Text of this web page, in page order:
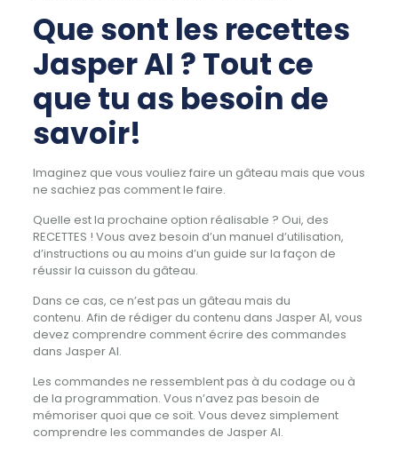
Que sont les recettes
Jasper AI ? Tout ce
que tu as besoin de
savoir!
Imaginez que vous vouliez faire un gâteau mais que vous
ne sachiez pas comment le faire.
Quelle est la prochaine option réalisable ? Oui, des
RECETTES ! Vous avez besoin d’un manuel d’utilisation,
d’instructions ou au moins d’un guide sur la façon de
réussir la cuisson du gâteau.
Dans ce cas, ce n’est pas un gâteau mais du
contenu. Afin de rédiger du contenu dans Jasper AI, vous
devez comprendre comment écrire des commandes
dans Jasper AI.
Les commandes ne ressemblent pas à du codage ou à
de la programmation. Vous n’avez pas besoin de
mémoriser quoi que ce soit. Vous devez simplement
comprendre les commandes de Jasper AI.